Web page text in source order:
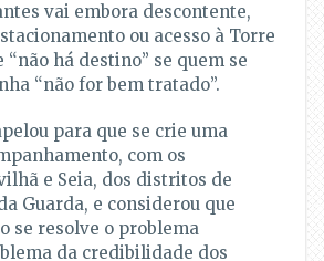
vai embora descontente,
ou acesso à Torre
“não há destino” se quem se
“não for bem tratado”.
para que se crie uma
com os
e Seia, dos distritos de
Guarda, e considerou que
se resolve o problema
da credibilidade dos